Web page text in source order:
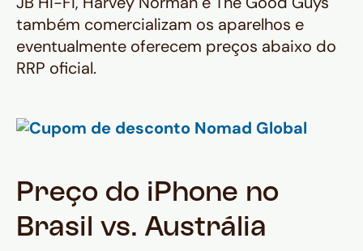
também comercializam os aparelhos e
eventualmente oferecem preços abaixo do
RRP oficial.
Preço do iPhone no
Brasil vs. Austrália